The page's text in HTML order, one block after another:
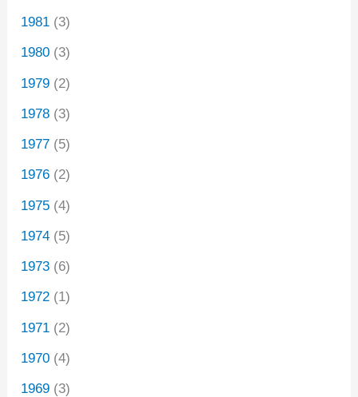
1981 (3)
1980 (3)
1979 (2)
1978 (3)
1977 (5)
1976 (2)
1975 (4)
1974 (5)
1973 (6)
1972 (1)
1971 (2)
1970 (4)
1969 (3)